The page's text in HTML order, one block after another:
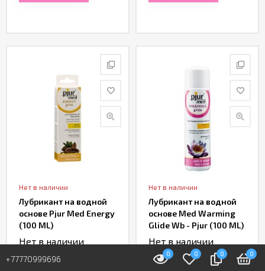
Нет в наличии
Лубрикант на водной
основе Pjur Med Energy
(100 ML)
Нет в наличии
В корзину
Нет в наличии
Лубрикант на водной
основе Med Warming
Glide Wb - Pjur (100 ML)
Нет в наличии
В корзину
0 0 0 0
+77770999696